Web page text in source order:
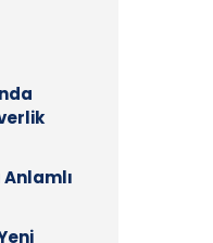
Anlamlı